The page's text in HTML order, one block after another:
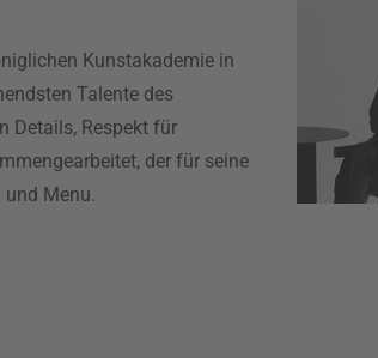
Kunstakademie in
Talente des
Details, Respekt für
der für seine
Menu.